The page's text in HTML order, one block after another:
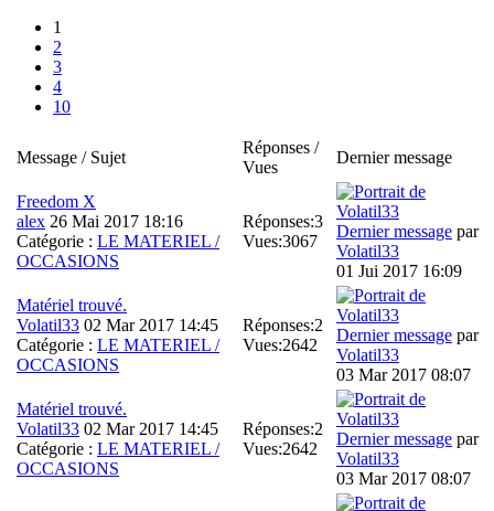
1
2
3
4
10
Message / Sujet
Réponses /
Vues
Dernier message
Freedom X
alex 26 Mai 2017 18:16
Catégorie : LE MATERIEL /
OCCASIONS
Réponses:3
Vues:3067
Dernier message par
Volatil33
01 Jui 2017 16:09
Matériel trouvé.
Volatil33 02 Mar 2017 14:45
Catégorie : LE MATERIEL /
OCCASIONS
Réponses:2
Vues:2642
Dernier message par
Volatil33
03 Mar 2017 08:07
Matériel trouvé.
Volatil33 02 Mar 2017 14:45
Catégorie : LE MATERIEL /
OCCASIONS
Réponses:2
Vues:2642
Dernier message par
Volatil33
03 Mar 2017 08:07